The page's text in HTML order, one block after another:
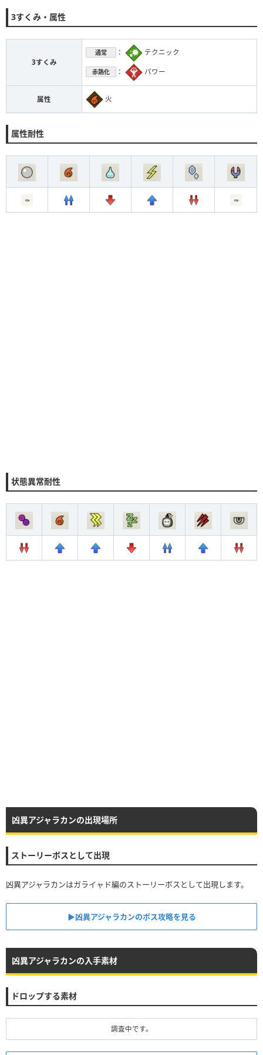
3すくみ・属性
3すくみ
通常 ： テクニック
赤熱化 ： パワー
属性 火
属性耐性
状態異常耐性
凶異アジャラカンの出現場所
ストーリーボスとして出現
凶異アジャラカンはガライャド編のストーリーボスとして出現します。
▶︎凶異アジャラカンのボス攻略を見る
凶異アジャラカンの入手素材
ドロップする素材
調査中です。